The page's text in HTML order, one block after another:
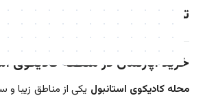
توضیحات
خرید آپارتمان در منطقه کادیکوی
محله کادیکوی استانبول یکی از مناطق زیبا